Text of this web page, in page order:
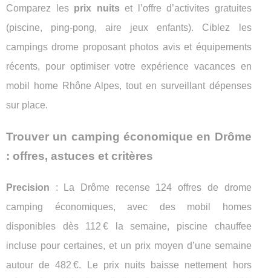
Comparez les prix nuits et l’offre d’activites gratuites
(piscine, ping-pong, aire jeux enfants). Ciblez les
campings drome proposant photos avis et équipements
récents, pour optimiser votre expérience vacances en
mobil home Rhône Alpes, tout en surveillant dépenses
sur place.
Trouver un camping économique en Drôme
: offres, astuces et critères
Precision : La Drôme recense 124 offres de drome
camping économiques, avec des mobil homes
disponibles dès 112 € la semaine, piscine chauffee
incluse pour certaines, et un prix moyen d’une semaine
autour de 482 €. Le prix nuits baisse nettement hors